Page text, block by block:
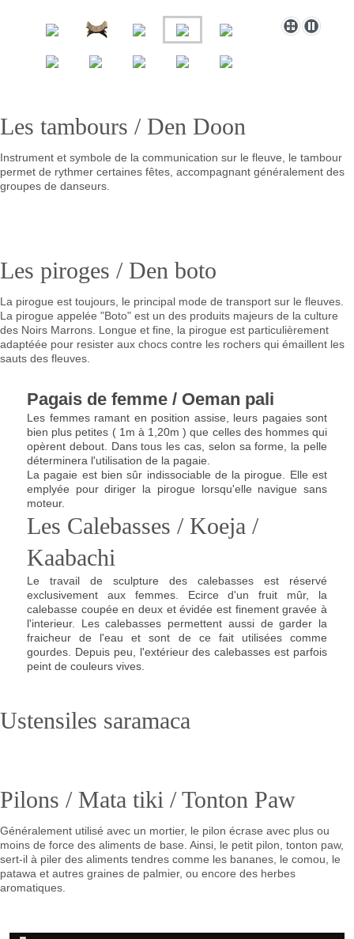
Les tambours / Den Doon
Instrument et symbole de la communication sur le fleuve, le tambour
permet de rythmer certaines fêtes, accompagnant généralement des
groupes de danseurs.
Les piroges / Den boto
La pirogue est toujours, le principal mode de transport sur le fleuves.
La pirogue appelée "Boto" est un des produits majeurs de la culture
des Noirs Marrons. Longue et fine, la pirogue est particulièrement
adaptéée pour resister aux chocs contre les rochers qui émaillent les
sauts des fleuves.
Pagais de femme / Oeman pali
Les femmes ramant en position assise, leurs pagaies sont
bien plus petites ( 1m à 1,20m ) que celles des hommes qui
opèrent debout. Dans tous les cas, selon sa forme, la pelle
déterminera l'utilisation de la pagaie.
La pagaie est bien sûr indissociable de la pirogue. Elle est
emplyée pour diriger la pirogue lorsqu'elle navigue sans
moteur.
Les Calebasses / Koeja /
Kaabachi
Le travail de sculpture des calebasses est réservé
exclusivement aux femmes. Ecirce d'un fruit mûr, la
calebasse coupée en deux et évidée est finement gravée à
l'interieur. Les calebasses permettent aussi de garder la
fraicheur de l'eau et sont de ce fait utilisées comme
gourdes. Depuis peu, l'extérieur des calebasses est parfois
peint de couleurs vives.
Ustensiles saramaca
Pilons / Mata tiki / Tonton Paw
Généralement utilisé avec un mortier, le pilon écrase avec plus ou
moins de force des aliments de base. Ainsi, le petit pilon, tonton paw,
sert-il à piler des aliments tendres comme les bananes, le comou, le
patawa et autres graines de palmier, ou encore des herbes
aromatiques.